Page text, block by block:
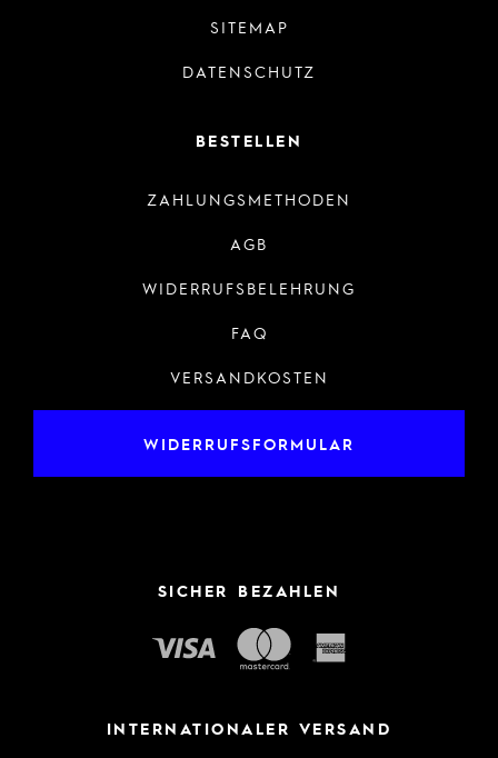
SITEMAP
DATENSCHUTZ
BESTELLEN
ZAHLUNGSMETHODEN
AGB
WIDERRUFSBELEHRUNG
FAQ
VERSANDKOSTEN
WIDERRUFSFORMULAR
SICHER BEZAHLEN
INTERNATIONALER VERSAND